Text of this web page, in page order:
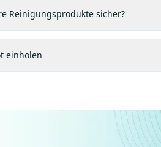
Reinigungsprodukte sicher?
einholen